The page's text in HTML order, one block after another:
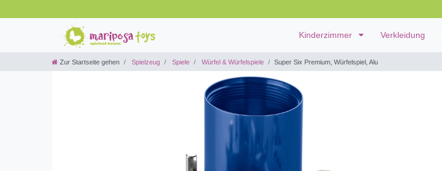
Kinderzimmer Verkleidung
Zur Startseite gehen Spielzeug Spiele Würfel & Würfelspiele Super Six Premium, Würfelspiel, Alu